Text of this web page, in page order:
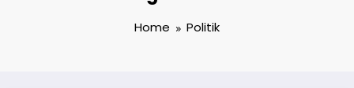
Home Politik